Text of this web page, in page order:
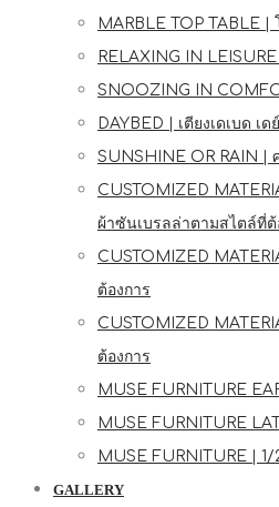
MARBLE TOP TABLE |
RELAXING IN
SNOOZING IN
DAYBED | เตียงเดเบด เด
SUNSHINE OR RAIN |
CUSTOMIZED
ผ้าซันเบรลล่าตามสไตล์ที่ต้
CUSTOMIZED
ต้องการ
CUSTOMIZED
ต้องการ
MUSE FURNITURE
MUSE FURNITURE
MUSE FURNITURE | 1/
GALLERY